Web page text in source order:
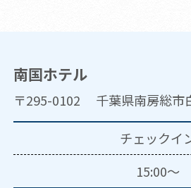
南国ホテル
〒295-0102 千葉県南房総市
チェックイ
15:00～